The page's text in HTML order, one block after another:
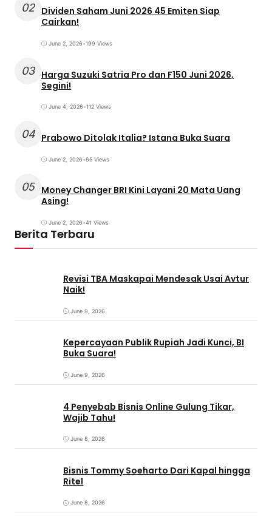
02 Dividen Saham Juni 2026 45 Emiten Siap
Cairkan!
June 2, 2026•199 Views
03 Harga Suzuki Satria Pro dan F150 Juni 2026,
Segini!
June 4, 2026•112 Views
04 Prabowo Ditolak Italia? Istana Buka Suara
June 2, 2026•65 Views
05 Money Changer BRI Kini Layani 20 Mata Uang
Asing!
June 2, 2026•41 Views
Berita Terbaru
Revisi TBA Maskapai Mendesak Usai Avtur
Naik!
June 9, 2026
Kepercayaan Publik Rupiah Jadi Kunci, BI
Buka Suara!
June 9, 2026
4 Penyebab Bisnis Online Gulung Tikar,
Wajib Tahu!
June 8, 2026
Bisnis Tommy Soeharto Dari Kapal hingga
Ritel
June 8, 2026